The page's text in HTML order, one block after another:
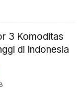
3 Komoditas
di Indonesia